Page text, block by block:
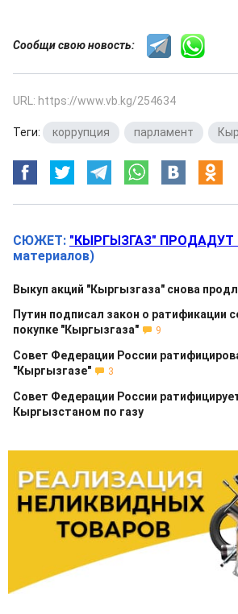
Сообщи свою новость:
URL: https://www.vb.kg/254634
Теги: коррупция парламент
СЮЖЕТ: "КЫРГЫЗГАЗ" ПРОДАДУТ
материалов)
Выкуп акций "Кыргызгаза" снова
Путин подписал закон о ратификации
покупке "Кыргызгаза"
9
Совет Федерации России
"Кыргызгазе"
3
Совет Федерации России
Кыргызстаном по газу